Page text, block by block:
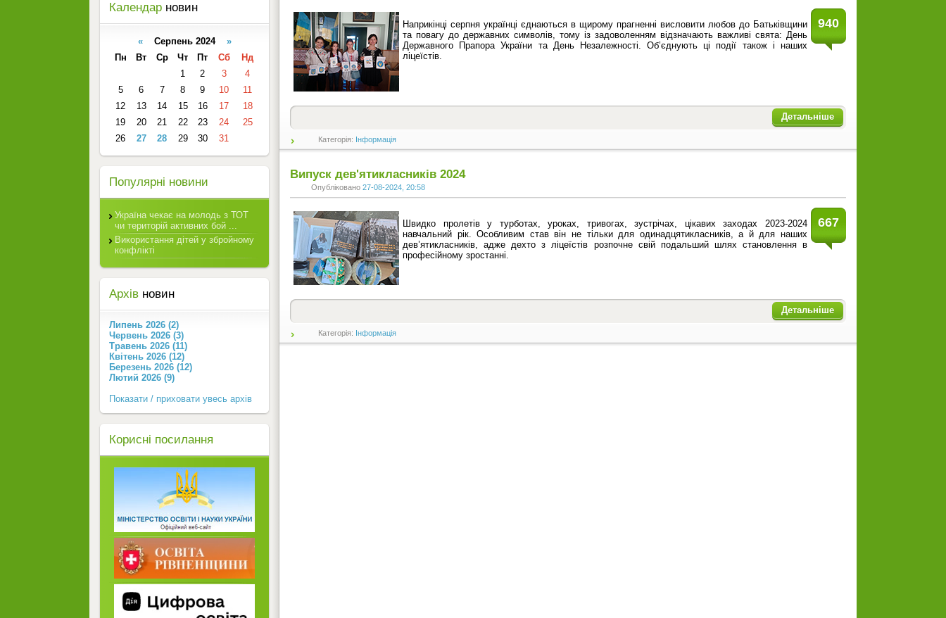
940
Наприкінці серпня українці єднаються в щирому прагненні висловити любов до Батьківщини
та повагу до державних символів, тому із задоволенням відзначають важливі свята: День
Державного Прапора України та День Незалежності. Об’єднують ці події також і наших
ліцеїстів.
Детальніше
Категорія: Інформація
Випуск дев'ятикласників 2024
Опубліковано 27-08-2024, 20:58
667
Швидко пролетів у турботах, уроках, тривогах, зустрічах, цікавих заходах 2023-2024
навчальний рік. Особливим став він не тільки для одинадцятикласників, а й для наших
дев’ятикласників, адже дехто з ліцеїстів розпочне свій подальший шлях становлення в
професійному зростанні.
Детальніше
Категорія: Інформація
Календар новин
«Серпень 2024 »
Пн
Вт Ср Чт Пт Сб
Нд
1
2 3
4
5
6 7 8 9 10
11
12
13 14 15 16 17
18
19
20 21 22 23 24
25
26
27 28 29 30 31
Популярні новини
Україна чекає на молодь з ТОТ
чи територій активних бой ...
Використання дітей у збройному
конфлікті
Архів новин
Липень 2026 (2)
Червень 2026 (3)
Травень 2026 (11)
Квітень 2026 (12)
Березень 2026 (12)
Лютий 2026 (9)
Показати / приховати увесь архів
Корисні посилання